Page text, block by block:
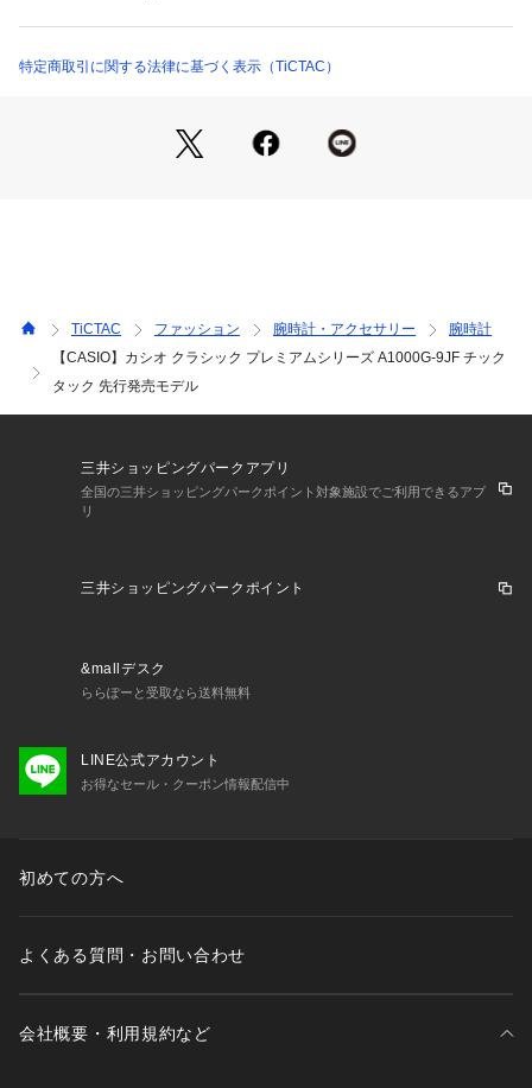
●ストップウオッチ（1/100秒、60分計、スプリット付き）
●時刻アラーム・時報
特定商取引に関する法律に基づく表示（TiCTAC）
TiCTAC ファッション 腕時計・アクセサリー
腕時計
【CASIO】カシオ クラシック プレミアムシリーズ A1000G-9JF チック
タック 先行発売モデル
三井ショッピングパークアプリ
全国の三井ショッピングパークポイント対象施設でご利用できるアプ
リ
三井ショッピングパークポイント
&mallデスク
ららぽーと受取なら送料無料
LINE公式アカウント
お得なセール・クーポン情報配信中
初めての方へ
よくある質問・お問い合わせ
会社概要・利用規約など